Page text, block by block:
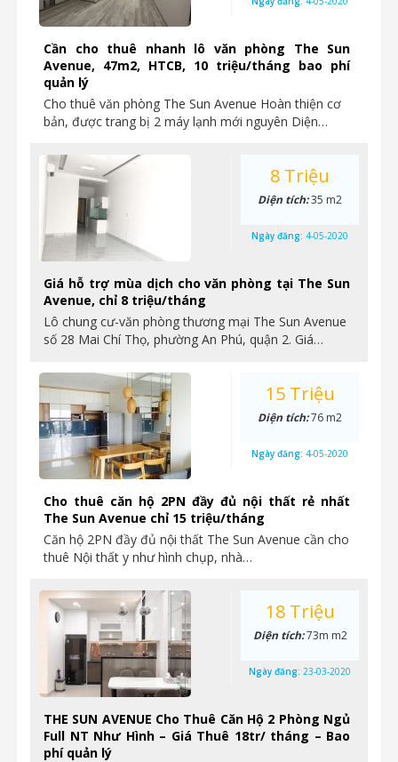
Cần cho thuê nhanh lô văn phòng The Sun
Avenue, 47m2, HTCB, 10 triệu/tháng bao phí
quản lý
Cho thuê văn phòng The Sun Avenue Hoàn thiện cơ
bản, được trang bị 2 máy lạnh mới nguyên Diện…
Giá hỗ trợ mùa dịch cho văn phòng tại The Sun
Avenue, chỉ 8 triệu/tháng
Lô chung cư-văn phòng thương mại The Sun Avenue
số 28 Mai Chí Thọ, phường An Phú, quận 2. Giá…
8 Triệu
Diện tích:35 m2
Ngày đăng: 4-05-2020
Cho thuê căn hộ 2PN đầy đủ nội thất rẻ nhất
The Sun Avenue chỉ 15 triệu/tháng
Căn hộ 2PN đầy đủ nội thất The Sun Avenue cần cho
thuê Nội thất y như hình chụp, nhà…
15 Triệu
Diện tích:76 m2
Ngày đăng: 4-05-2020
THE SUN AVENUE Cho Thuê Căn Hộ 2 Phòng Ngủ
Full NT Như Hình – Giá Thuê 18tr/ tháng – Bao
phí quản lý
18 Triệu
Diện tích:73m m2
Ngày đăng: 23-03-2020